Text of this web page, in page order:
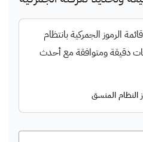
الرموز الجمركية بانتظام
دقيقة ومتوافقة مع أحدث
المنسق